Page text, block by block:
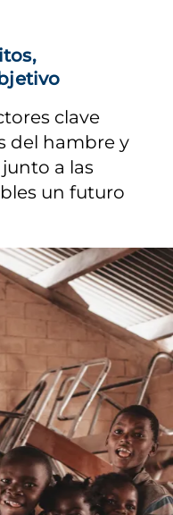
clave
del hambre y
a las
un futuro